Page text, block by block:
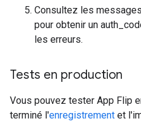
Consultez les
pour obtenir un
les erreurs.
Tests en production
Vous pouvez tester App Flip
terminé l'enregistrement et